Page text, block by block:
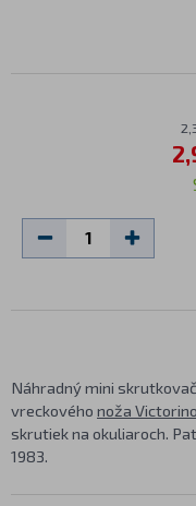
Náhradný mini
vreckového noža
skrutiek na okuliaroch.
1983.